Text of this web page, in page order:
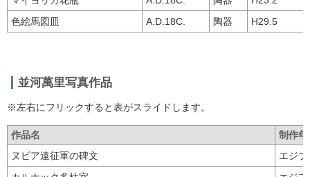
色絵馬図皿
A.D.18C. 陶器 H29.5
並河萬里写真作品
※左右にフリックすると表がスライドします。
作品名
制作年
ヌビア遠征軍の碑文
エジ